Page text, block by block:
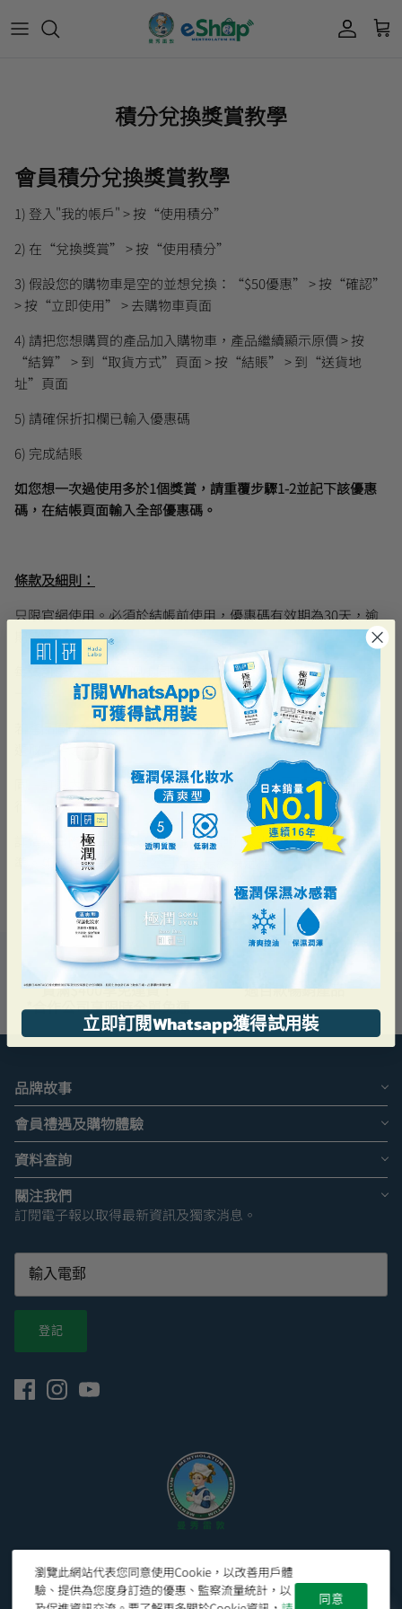
身體護理
眼睛護理
個人護理用品
護眼產品
Mentholatum
樂敦 Rohto
Labo
50惠
品牌歷史及企業宗旨
防曬、抗痘等護膚品、50惠養髮及樂敦眼藥水
藥品等產品，以滿足香港不同消費者的需要。
肌研極潤保濕冰感霜優惠券
肌研極潤保濕化妝水現金券
積分兌換獎賞教學
肌研 Hada Labo 優惠
網店獨家套裝🌟
積分兌換獎賞教學
會員積分兌換獎賞教學
1) 登入"我的帳戶" >按“使用積分”
2) 在“兌換獎賞” >按“使用積分”
3) 假設您的購物車是空的並想兌換：“$50優惠” >按“確認”
>按“立即使用” >去購物車頁面
4) 請把您想購買的產品加入購物車，產品繼續顯示原價>按
“結算” >到“取貨方式”頁面>按“結賬” >到“送貨地
址”頁面
5) 請確保折扣欄已輸入優惠碼
6) 完成結賬
如您想一次過使用多於1個獎賞，請重覆步驟1-2並記下該優惠
碼，在結帳頁面輸入全部優惠碼。
條款及細則：
只限官網使用。必須於結帳前使用，優惠碼有效期為30天，逾
期無效。
每張訂單最多可以5個不同的優惠碼結帳。(買一送一，買二送
一，第二件半價等優惠均自動計算在優惠碼的數量之中)
若產品同時符合多於一個優惠的使用要求，系統將進行計算後
選取其中之一。
同一訂單內有多件產品時，折扣優惠碼將基於產品折後價再進
行扣減/運算。
詳情及實際計算方式以曼秀雷敦（亞洲太平洋）有限公司作
準。如有任何爭議，本公司保留最終決定權。
瀏覽此網站代表您同意使用Cookie，以改善用戶體
驗、提供為您度身訂造的優惠、監察流量統計，以
同意
買滿$400享免運費！
*合作公司享限時全單免運
過百款暢銷產品
品牌故事
會員禮遇及購物體驗
資料查詢
關注我們
訂閱電子報以取得最新資訊及獨家消息。
登記
© 2026Mentholatum Hong Kong 曼秀雷敦香港官網
立即訂閱Whatsapp獲得試用裝